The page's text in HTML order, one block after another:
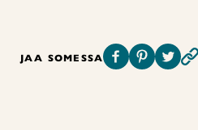
JAA SOMESSA